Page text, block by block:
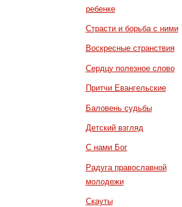
ребенке
Страсти и борьба с ними
Воскресные странствия
Сердцу полезное слово
Притчи Евангельские
Баловень судьбы
Детский взгляд
С нами Бог
Радуга православной
молодежи
Скауты